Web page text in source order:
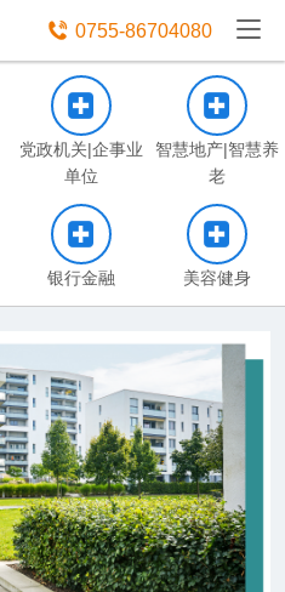
 0755-86704080

党政机关|企事业
单位

智慧地产|智慧养
老

银行金融

美容健身